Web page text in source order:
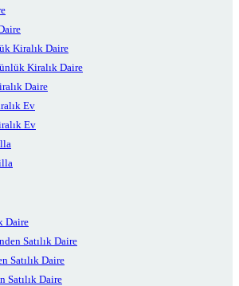
Kiralık Daire
Kiralık Daire
Daire
Ev
Ev
Daire
Satılık Daire
Satılık Daire
Satılık Daire